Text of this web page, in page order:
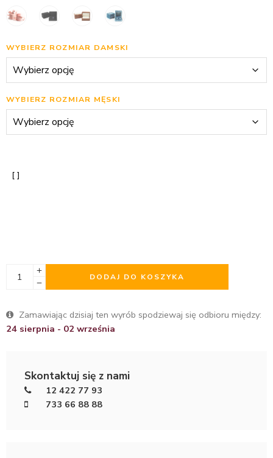
WYBIERZ ROZMIAR DAMSKI
WYBIERZ ROZMIAR MĘSKI
DODAJ DO KOSZYKA
Zamawiając dzisiaj ten wyrób spodziewaj się odbioru między:
24 sierpnia - 02 września
Skontaktuj się z nami
12 422 77 93
733 66 88 88